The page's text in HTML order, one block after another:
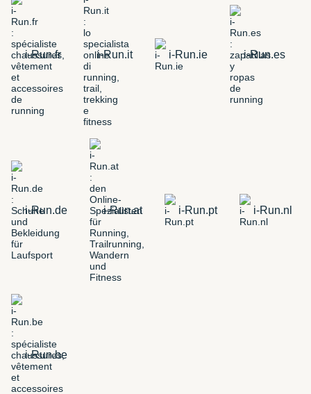
i-Run.fr i-Run.it i-Run.ie i-Run.es
i-Run.de i-Run.at i-Run.pt i-Run.nl
i-Run.be